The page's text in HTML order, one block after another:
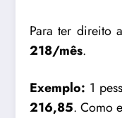
Para ter direito
218/mês.
Exemplo: 1
216,85. Como